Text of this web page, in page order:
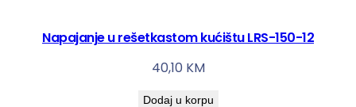
Napajanje u rešetkastom kućištu LRS-150-12
40,10 KM
Dodaj u korpu